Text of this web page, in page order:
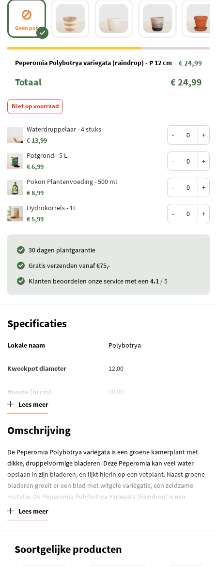
Geen pot
Peperomia Polybotrya variegata (raindrop) - P 12 cm € 24,99
Totaal € 24,99
Niet op voorraad
Waterdruppelaar - 4 stuks
€ 13,99
- +
Potgrond - 5 L
€ 6,99
- +
Pokon Plantenvoeding - 500 ml
€ 8,99
- +
Hydrokorrels - 1L
€ 5,99
- +
30 dagen plantgarantie
Gratis verzenden vanaf €75,-
Klanten beoordelen onze service met een4.1 / 5
Omschrijving
De Peperomia Polybotrya variëgata is een groene kamerplant met
dikke, druppelvormige bladeren. Deze Peperomia kan veel water
opslaan in zijn bladeren, en lijkt hierin op een vetplant. Naast groene
bladeren groeit er een blad met witgele variëgatie, een zeldzame
mutatie. De Peperomia Polybotrya Variegata (Raindrop) is een
bijzondere
uiterlijk lijkt hij ontzettend op de
kleuraccenten op het blad. Deze kamerplant komt van oorsprong uit
Lees meer
Specificaties
Lokale naam Polybotrya
Kweekpot diameter 12,00
Hoogte (in cm) 20,00
Standplaats
Waterbehoefte
Winterhardheid Kamerplant
Lees meer
Soortgelijke producten